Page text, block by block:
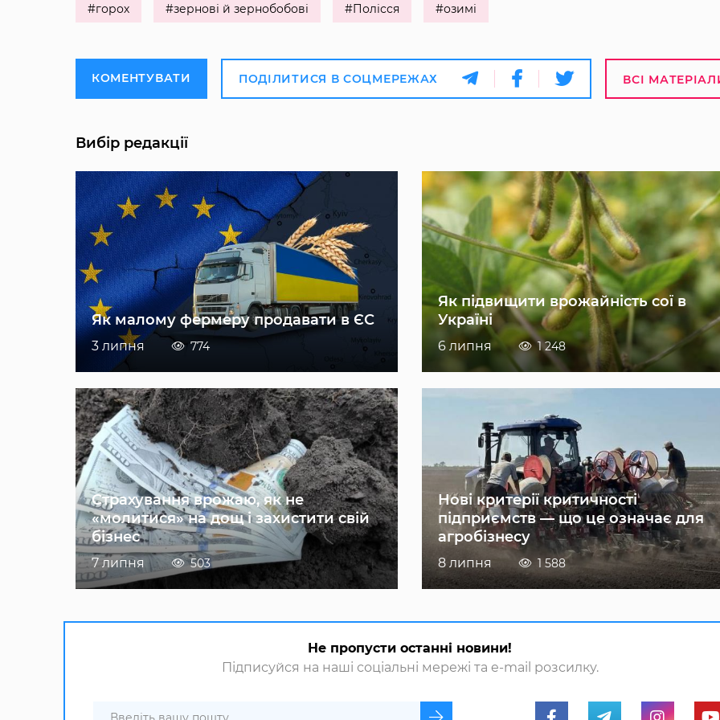
#горох #зернові й зернобобові #Полісся #озимі
КОМЕНТУВАТИ ПОДІЛИТИСЯ В СОЦМЕРЕЖАХ ВСІ
Вибір редакції
Як малому фермеру продавати в ЄС
3 липня 774
Як підвищити врожайність сої в
Україні
6 липня 1 248
Страхування врожаю, як не
«молитися» на дощ і захистити свій
бізнес
7 липня 503
Нові критерії критичності
підприємств — що це означає для
агробізнесу
8 липня 1 588
Не пропусти останні новини!
Підписуйся на наші соціальні мережі та e-mail розсилку.